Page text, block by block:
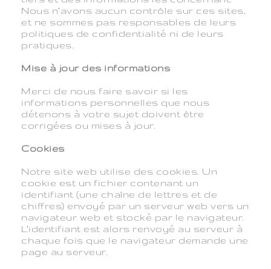
Nous n’avons aucun contrôle sur ces sites,
et ne sommes pas responsables de leurs
politiques de confidentialité ni de leurs
pratiques.
Mise à jour des informations
Merci de nous faire savoir si les
informations personnelles que nous
détenons à votre sujet doivent être
corrigées ou mises à jour.
Cookies
Notre site web utilise des cookies. Un
cookie est un fichier contenant un
identifiant (une chaîne de lettres et de
chiffres) envoyé par un serveur web vers un
navigateur web et stocké par le navigateur.
L’identifiant est alors renvoyé au serveur à
chaque fois que le navigateur demande une
page au serveur.